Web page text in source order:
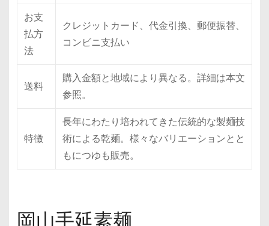
お支
払方
法
クレジットカード、代金引換、郵便振替、
コンビニ支払い
送料
購入金額と地域により異なる。詳細は本文
参照。
特徴
長年にわたり培われてきた伝統的な製麺技
術による乾麺。様々なバリエーションとと
もにつゆも販売。
岡山手延素麺